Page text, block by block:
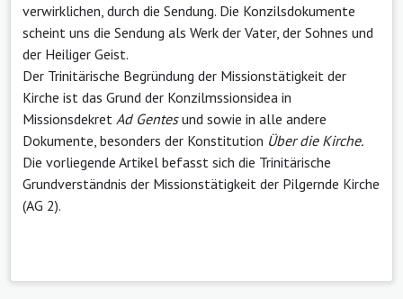
verwirklichen, durch die Sendung. Die Konzilsdokumente
scheint uns die Sendung als Werk der Vater, der Sohnes und
der Heiliger Geist.
Der Trinitärische Begründung der Missionstätigkeit der
Kirche ist das Grund der Konzilmssionsidea in
Missionsdekret Ad Gentesund sowie in alle andere
Dokumente, besonders der Konstitution Über die Kirche.
Die vorliegende Artikel befasst sich die Trinitärische
Grundverständnis der Missionstätigkeit der Pilgernde Kirche
(AG 2).